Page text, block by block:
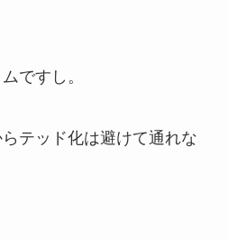
ですし。
テッド化は避けて通れな